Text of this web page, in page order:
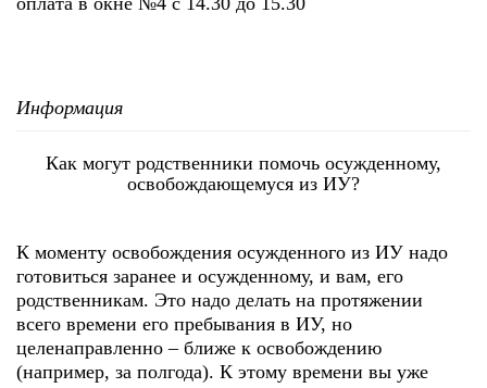
Информация
Как могут родственники помочь осужденному,
освобождающемуся из ИУ?
К моменту освобождения осужденного из ИУ надо
готовиться заранее и осужденному, и вам, его
родственникам. Это надо делать на протяжении
всего времени его пребывания в ИУ, но
целенаправленно – ближе к освобождению
(например, за полгода). К этому времени вы уже